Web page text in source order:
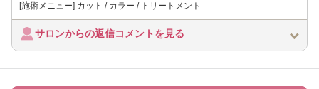
[施術メニュー] カット / カラー / トリートメント
サロンからの返信コメントを見る